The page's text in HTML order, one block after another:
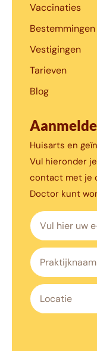
Vaccinaties
Bestemmingen
Vestigingen
Tarieven
Blog
Huisarts en
Vul hieronder
contact met je
Doctor kunt